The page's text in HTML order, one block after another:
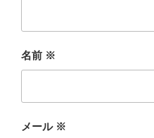
名前 ※
メール ※